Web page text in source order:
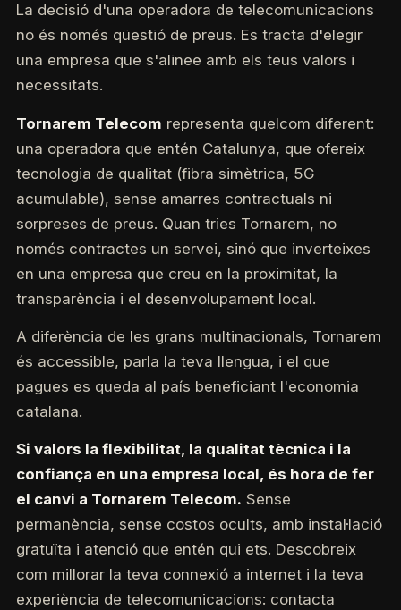
La decisió d'una operadora de telecomunicacions
no és només qüestió de preus. Es tracta d'elegir
una empresa que s'alinee amb els teus valors i
necessitats.
Tornarem Telecom representa quelcom diferent:
una operadora que entén Catalunya, que ofereix
tecnologia de qualitat (fibra simètrica, 5G
acumulable), sense amarres contractuals ni
sorpreses de preus. Quan tries Tornarem, no
només contractes un servei, sinó que inverteixes
en una empresa que creu en la proximitat, la
transparència i el desenvolupament local.
A diferència de les grans multinacionals, Tornarem
és accessible, parla la teva llengua, i el que
pagues es queda al país beneficiant l'economia
catalana.
Si valors la flexibilitat, la qualitat tècnica i la
confiança en una empresa local, és hora de fer
el canvi a Tornarem Telecom. Sense
permanència, sense costos ocults, amb instal·lació
gratuïta i atenció que entén qui ets. Descobreix
com millorar la teva connexió a internet i la teva
experiència de telecomunicacions: contacta